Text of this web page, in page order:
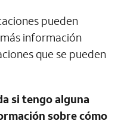
pueden
información
que se pueden
si tengo alguna
sobre cómo